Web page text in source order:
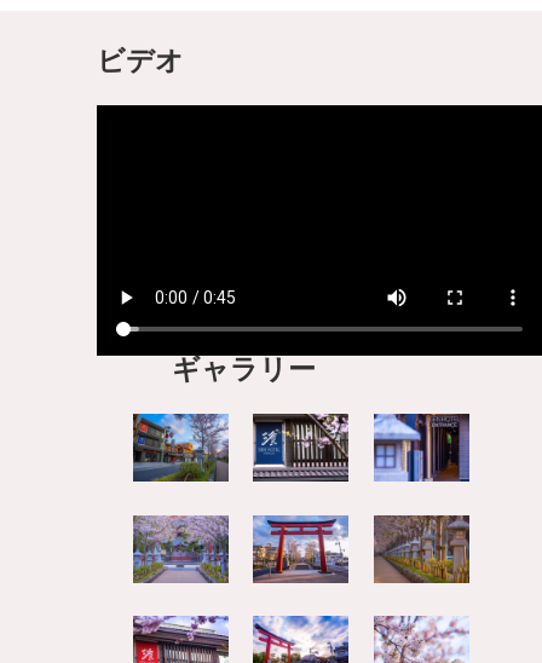
ビデオ
ギャラリー